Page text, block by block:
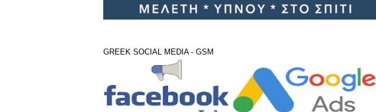
GREEK SOCIAL MEDIA - GSM